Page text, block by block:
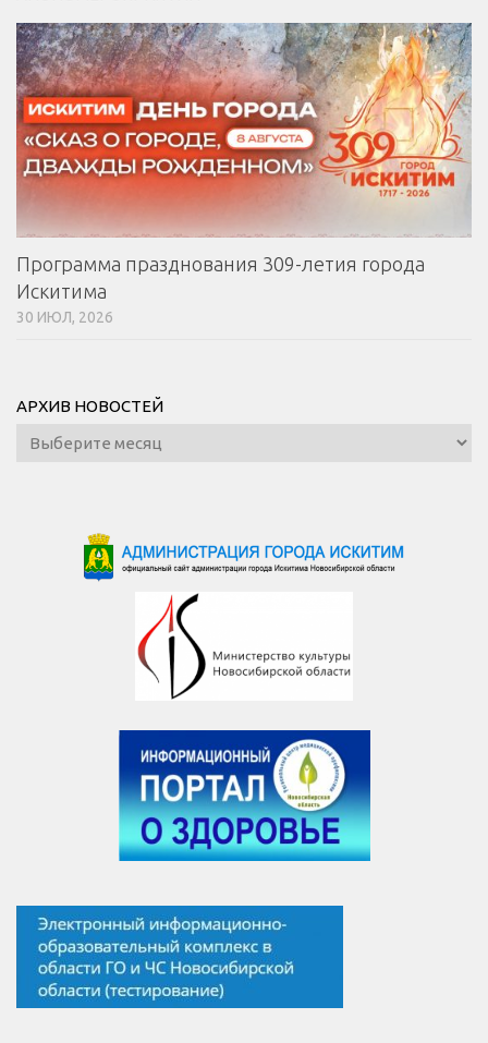
Программа празднования 309-летия города
Искитима
30 ИЮЛ, 2026
АРХИВ НОВОСТЕЙ
Архив
новостей